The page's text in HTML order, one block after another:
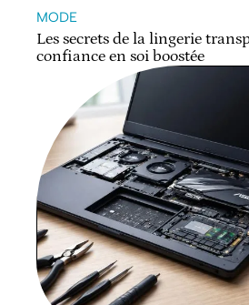
MODE
Les secrets de la lingerie
confiance en soi boostée